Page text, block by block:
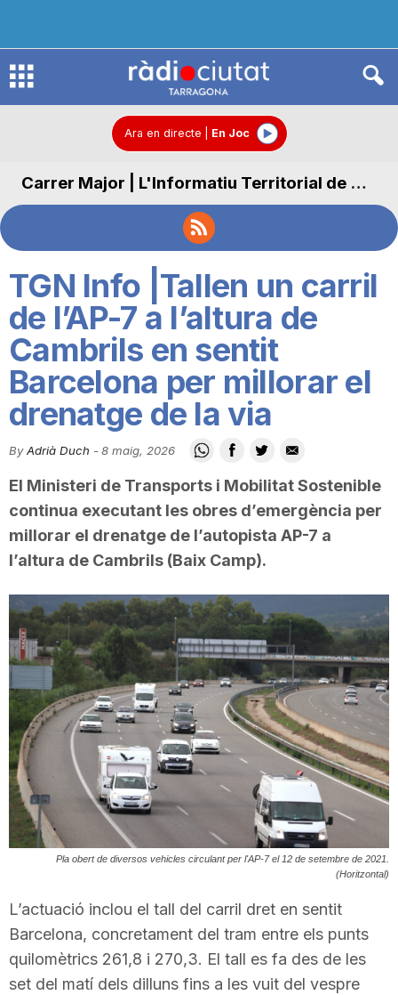
R
d
C
i
t
t
d
T
r
Ara en directe En Joc
Carrer Major | L'Informatiu Territorial de Carrer Major
TGN Info |Tallen un carril
de l’AP-7 a l’altura de
Cambrils en sentit
Barcelona per millorar el
drenatge de la via
By Adrià Duch -8 maig, 2026
El Ministeri de Transports i Mobilitat Sostenible
continua executant les obres d’emergència per
millorar el drenatge de l’autopista AP-7 a
l’altura de Cambrils (Baix Camp).
Pla obert de diversos vehicles circulant per l'AP-7 el 12 de setembre de 2021.
(Horitzontal)
L’actuació inclou el tall del carril dret en sentit
Barcelona, concretament del tram entre els punts
quilomètrics 261,8 i 270,3. El tall es fa des de les
set del matí dels dilluns fins a les vuit del vespre